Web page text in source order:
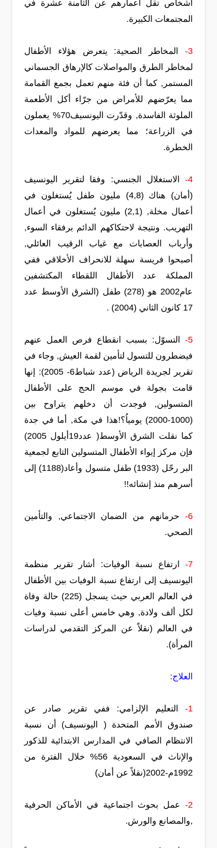
أشخاص تقل أعمارهم عن الثامنة عشرة في
المجتمعات الكبيرة.
3-
المخاطر الصحية: يتعرض هؤلاء الأطفال
لمخاطر الطرق والمواصلات كالإرهاق الجسماني
المستمر, كما أن فئة منهم تعمل بجمع القمامة
مما يعرّضهم للأمراض من جرّاء أكل الأطعمة
الملوثة الفاسدة, وقدّرت اليونسيف70% يعملون
في الزراعة؛ مما يعرضهم للمواد والمعدات
الخطرة.
4-
الاستغلال الجنسي: وفقا لتقرير اليونسيف
(أمان) هناك (4,8) مليون طفل يُستغلون في
أعمال مخلة, (2,1) مليون يُستغلون في أعمال
التهريب. ونتيجة لاحتكاكهم الدائم برفقاء السوء,
وأرباب العصابات مع غياب الرقيب العائلي,
أصبحوا فريسة سهلة للانحراف الأخلاقي ففي
المملكة عدد الأطفال اللقطاء المكتشفين
عام2002 هو (278) طفل (الشرق الأوسط عدد
17 كانون الثاني (2004) .
5-
التسوّل: بسبب انقطاع فرص العمل عنهم
فيضطرون للتسول لتأمين لقمة العيش, وجاء في
تقرير لجريدة الرياض (عدد شباط6- 2005): إنها
قامت بجولة في موسم الحج على الأطفال
المتسولين, فوجدت أن دخلهم يتراوح بين
(1000-2000) يومياُ؟!هذا في مكة, أما في جدة
كما نقلت الشرق الأوسط( عدد19أيلول 2005)
فإن مركز إيواء الأطفال المتسولين التابع لجمعية
البر رحّل (1933) طفل متسول وأعاد(1188) إلى
أسرهم منذ إنشائه!!
6-
حرمانهم من الضمان الاجتماعي, والتأمين
الصحي.
7-
ارتفاع نسبة الوفيات: أشار تقرير منظمة
اليونسيف إلى ارتفاع نسبة الوفيات بين الأطفال
في العالم العربي حيث يسجل (225) حالة وفاة
لكل ألف ولادة, وهي خامس أعلى نسبة وفيات
في العالم (نقلاًَ عن المركز التقدمي لدراسات
المرأة).
العلاج:
1-
التعليم الإلزامي: ففي تقرير صادر عن
صندوق الأمم المتحدة ( اليونسيف) أن نسبة
الانتظام الصافي في المدارس الابتدائية للذكور
والإناث في السعودية 56% خلال الفترة من
1992م-2002(نقلاً عن أمان)
2-
عمل بحوث اجتماعية في الأماكن الحرفية
,والمصانع والورش.